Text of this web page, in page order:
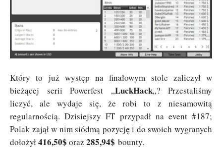
Który to już występ na finałowym stole zaliczył w
bieżącej serii Powerfest „LuckHack„? Przestaliśmy
liczyć, ale wydaje się, że robi to z niesamowitą
regularnością. Dzisiejszy FT przypadł na event #187;
Polak zajął w nim siódmą pozycję i do swoich wygranych
dołożył416,50$ oraz 285,94$ bounty.